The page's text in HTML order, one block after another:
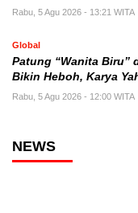
Rabu, 5 Agu 2026 - 13:21 WITA
Global
Patung “Wanita Biru”
Bikin Heboh, Karya
Rabu, 5 Agu 2026 - 12:00 WITA
NEWS